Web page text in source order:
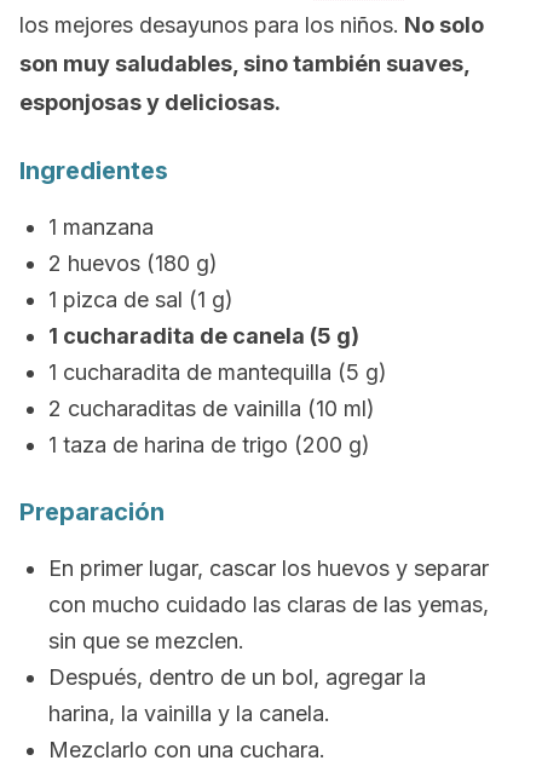
los mejores desayunos para los niños. No solo
son muy saludables, sino también suaves,
esponjosas y deliciosas.
Ingredientes
1 manzana
2 huevos (180 g)
1 pizca de sal (1 g)
1 cucharadita de canela (5 g)
1 cucharadita de mantequilla (5 g)
2 cucharaditas de vainilla (10 ml)
1 taza de harina de trigo (200 g)
Preparación
En primer lugar, cascar los huevos y separar
con mucho cuidado las claras de las yemas,
sin que se mezclen.
Después, dentro de un bol, agregar la
harina, la vainilla y la canela.
Mezclarlo con una cuchara.